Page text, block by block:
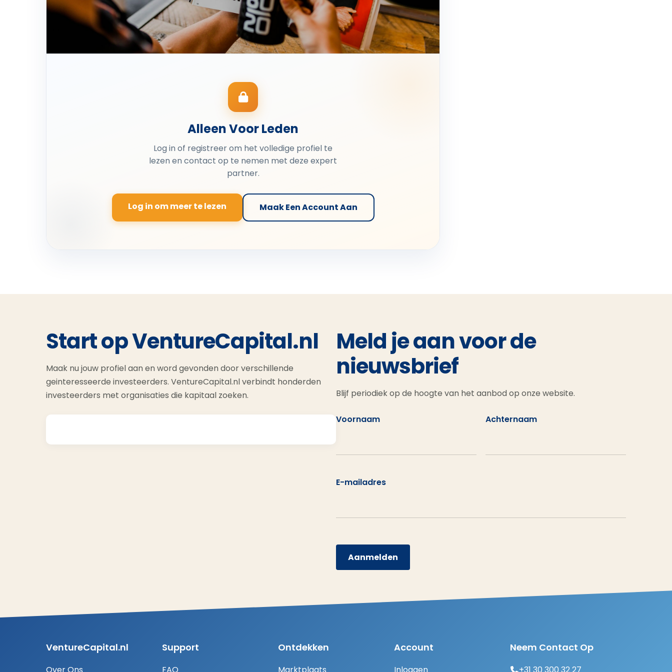
Alleen Voor Leden
Log in of registreer om het volledige profiel te
lezen en contact op te nemen met deze expert
partner.
Log in om meer te lezen Maak Een Account Aan
Start op VentureCapital.nl
Maak nu jouw profiel aan en word gevonden door verschillende
geinteresseerde investeerders. VentureCapital.nl verbindt honderden
investeerders met organisaties die kapitaal zoeken.
Meld je aan voor de
nieuwsbrief
Blijf periodiek op de hoogte van het aanbod op onze website.
Voornaam Achternaam
E-mailadres
Aanmelden
VentureCapital.nl Support Ontdekken Account Neem Contact Op